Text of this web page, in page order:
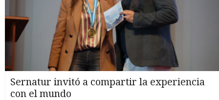
Sernatur invitó a compartir la experiencia
con el mundo